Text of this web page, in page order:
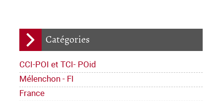
Catégories
CCI-POI et TCI- POid
Mélenchon - FI
France